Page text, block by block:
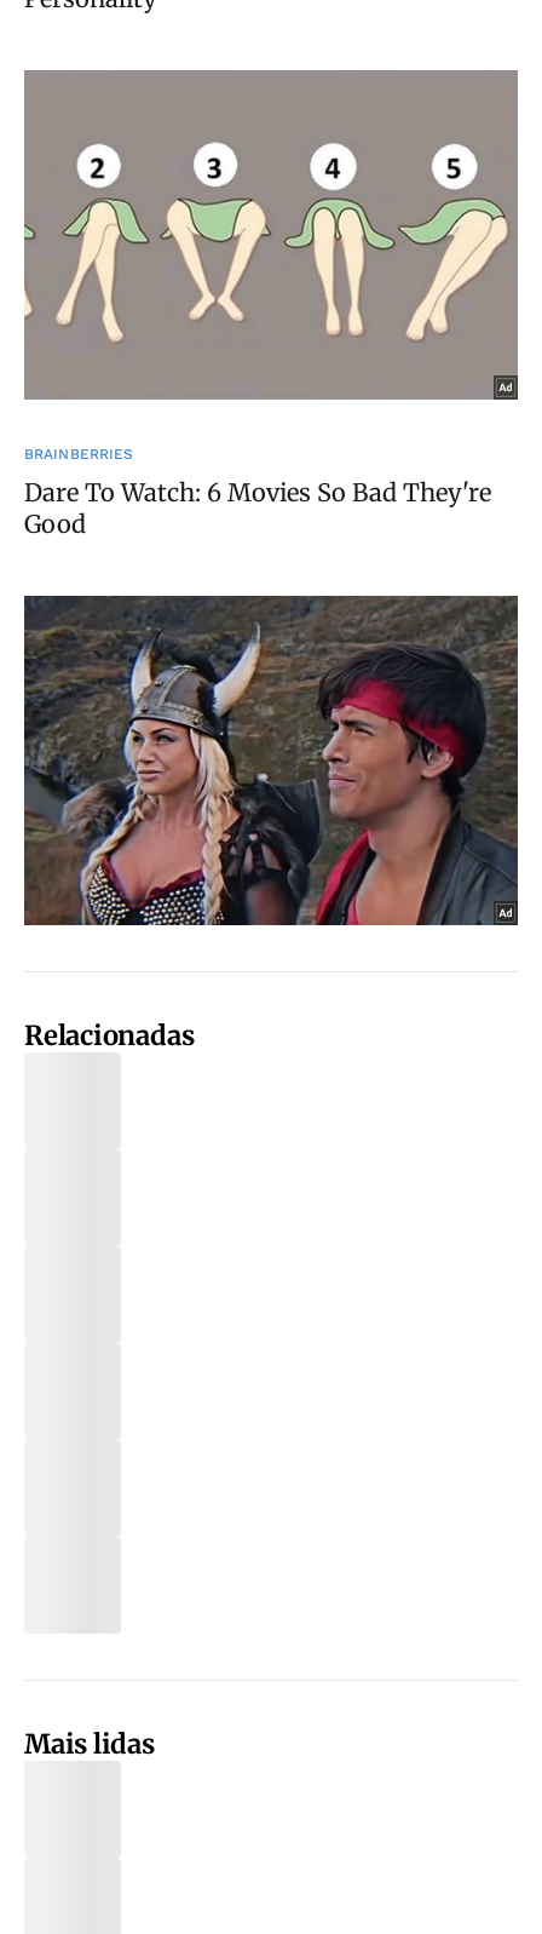
Relacionadas
Mais lidas